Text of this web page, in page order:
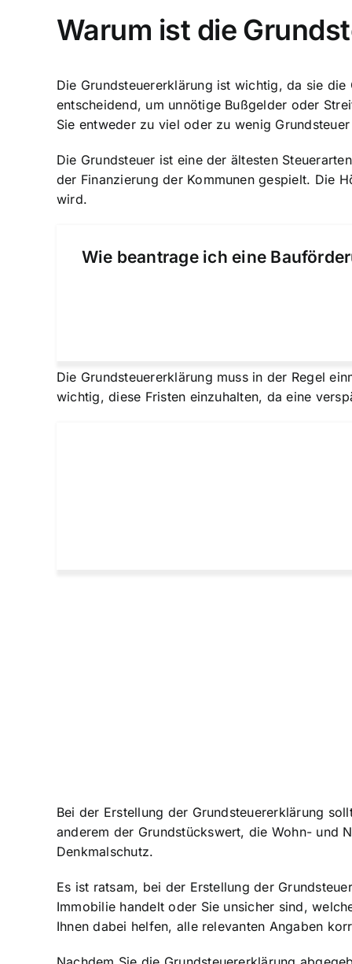
Warum ist die
Die Grundsteuererklärung ist wichtig, da sie
entscheidend, um unnötige Bußgelder oder
Sie entweder zu viel oder zu wenig
Die Grundsteuer ist eine der ältesten
der Finanzierung der Kommunen gespielt. Die
wird.
Wie beantrage ich eine
Die Grundsteuererklärung muss in der Regel
wichtig, diese Fristen einzuhalten, da eine
Bei der Erstellung der Grundsteuererklärung
anderem der Grundstückswert, die Wohn- und
Denkmalschutz.
Es ist ratsam, bei der Erstellung der
Immobilie handelt oder Sie unsicher sind,
Ihnen dabei helfen, alle relevanten Angaben